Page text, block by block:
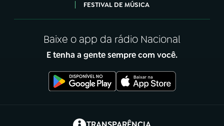
FESTIVAL DE MÚSICA
Baixe o app da rádio Nacional
E tenha a gente sempre com você.